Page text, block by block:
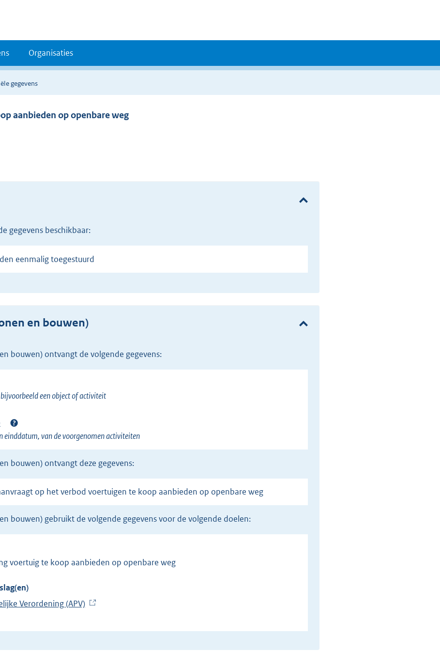
Organisaties
gegevens
aanbieden op openbare weg
gegevens beschikbaar:
eenmalig toegestuurd
en bouwen)
bouwen) ontvangt de volgende gegevens:
een object of activiteit
einddatum, van de voorgenomen activiteiten
bouwen) ontvangt deze gegevens:
op het verbod voertuigen te koop aanbieden op openbare weg
bouwen) gebruikt de volgende gegevens voor de volgende doelen:
voertuig te koop aanbieden op openbare weg
Verordening (APV)(
x